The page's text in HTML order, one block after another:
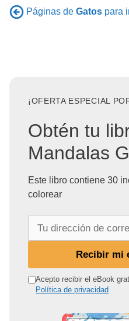
Páginas de Gatos para
¡OFERTA ESPECIAL
Obtén tu
Mandalas
Este libro contiene 30
colorear
r
Recibir mi
Acepto recibir el eBook
Política de privacidad